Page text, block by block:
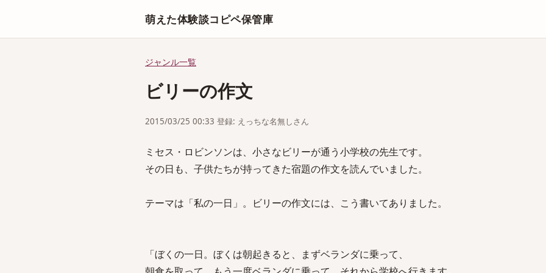
萌えた体験談コピペ保管庫
ジャンル一覧
ビリーの作文
2015/03/25 00:33 登録: えっちな名無しさん
ミセス・ロビンソンは、小さなビリーが通う小学校の先生です。
その日も、子供たちが持ってきた宿題の作文を読んでいました。
テーマは「私の一日」。ビリーの作文には、こう書いてありました。
「ぼくの一日。ぼくは朝起きると、まずベランダに乗って、